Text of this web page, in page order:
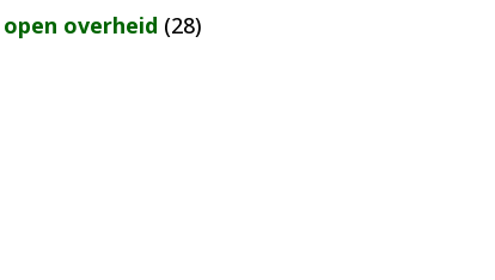
overheid (28)